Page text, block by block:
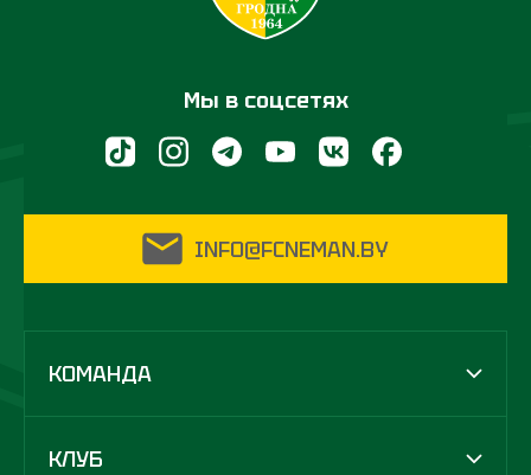
Мы в соцсетях
INFO@FCNEMAN.BY
КОМАНДА
КЛУБ